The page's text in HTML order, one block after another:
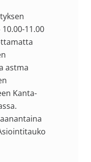
11.00
astma
Kanta-